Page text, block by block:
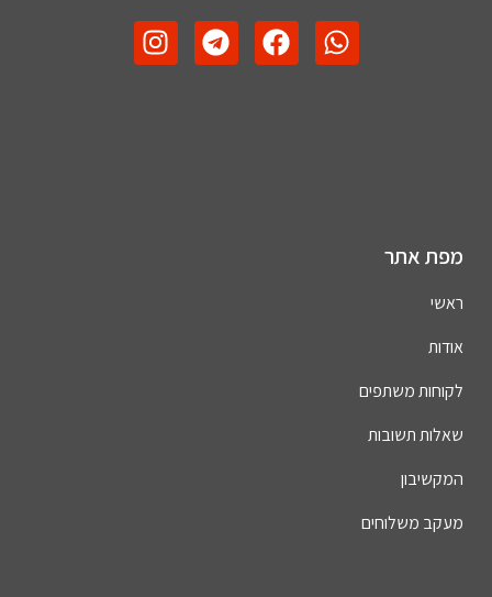
מפת אתר
ראשי
אודות
לקוחות משתפים
שאלות תשובות
המקשיבון
מעקב משלוחים